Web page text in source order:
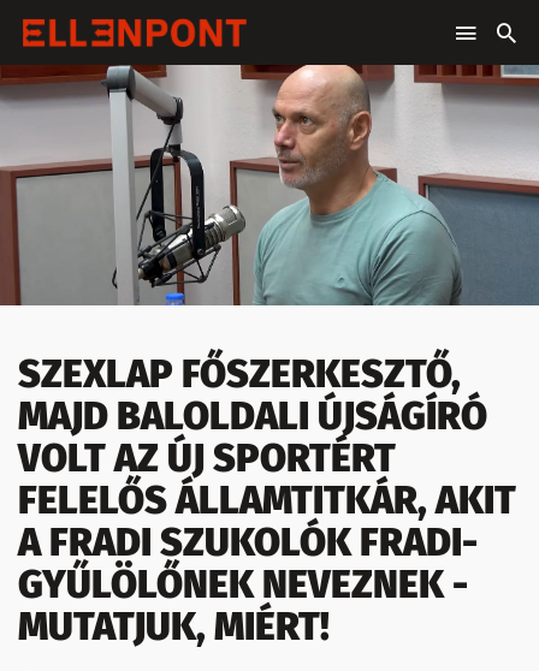
SZEXLAP FŐSZERKESZTŐ,
MAJD BALOLDALI ÚJSÁGÍRÓ
VOLT AZ ÚJ SPORTÉRT
FELELŐS ÁLLAMTITKÁR, AKIT
A FRADI SZUKOLÓK FRADI-
GYŰLÖLŐNEK NEVEZNEK -
MUTATJUK, MIÉRT!